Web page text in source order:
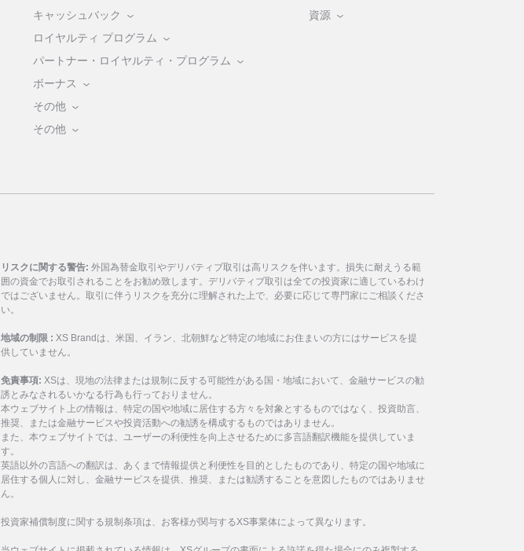
キャッシュバック
ロイヤルティ プログラム
パートナー・ロイヤルティ・プログラム
ボーナス
その他
その他
資源
リスクに関する警告: 外国為替金取引やデリバティブ取引は高リスクを伴います。損失に耐えうる範
囲の資金でお取引されることをお勧め致します。デリバティブ取引は全ての投資家に適しているわけ
ではございません。取引に伴うリスクを充分に理解された上で、必要に応じて専門家にご相談くださ
い。
地域の制限 : XS Brandは、米国、イラン、北朝鮮など特定の地域にお住まいの方にはサービスを提
供していません。
免責事項: XSは、現地の法律または規制に反する可能性がある国・地域において、金融サービスの勧
誘とみなされるいかなる行為も行っておりません。
本ウェブサイト上の情報は、特定の国や地域に居住する方々を対象とするものではなく、投資助言、
推奨、または金融サービスや投資活動への勧誘を構成するものではありません。
また、本ウェブサイトでは、ユーザーの利便性を向上させるために多言語翻訳機能を提供していま
す。
英語以外の言語への翻訳は、あくまで情報提供と利便性を目的としたものであり、特定の国や地域に
居住する個人に対し、金融サービスを提供、推奨、または勧誘することを意図したものではありませ
ん。
投資家補償制度に関する規制条項は、お客様が関与するXS事業体によって異なります。